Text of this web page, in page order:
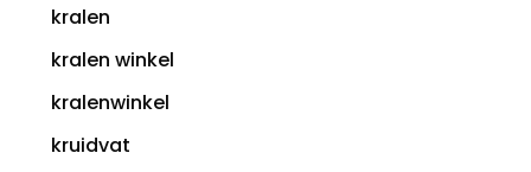
kralen
kralen winkel
kralenwinkel
kruidvat